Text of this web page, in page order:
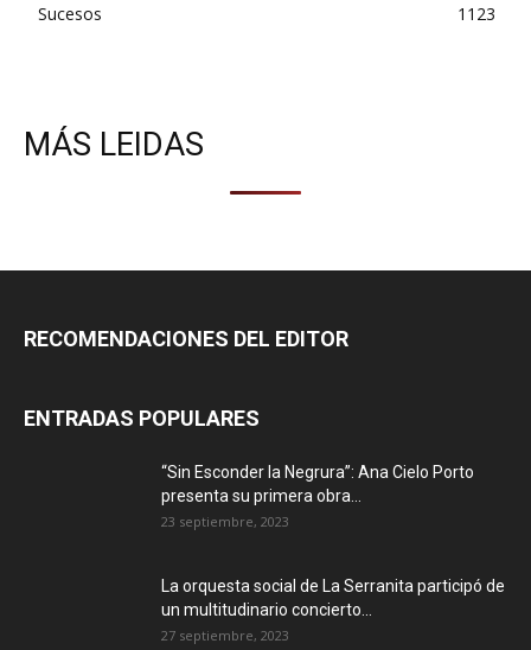
Sucesos
1123
MÁS LEIDAS
RECOMENDACIONES DEL EDITOR
ENTRADAS POPULARES
“Sin Esconder la Negrura”: Ana Cielo Porto
presenta su primera obra...
23 septiembre, 2023
La orquesta social de La Serranita participó de
un multitudinario concierto...
27 septiembre, 2023